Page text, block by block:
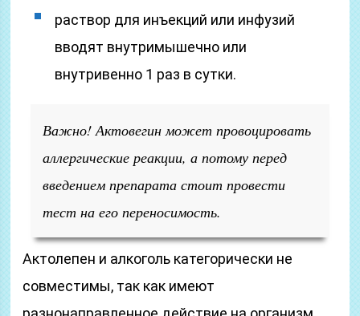
раствор для инъекций или инфузий
вводят внутримышечно или
внутривенно 1 раз в сутки.
Важно! Актовегин может провоцировать
аллергические реакции, а потому перед
введением препарата стоит провести
тест на его переносимость.
Актолепен и алкоголь категорически не
совместимы, так как имеют